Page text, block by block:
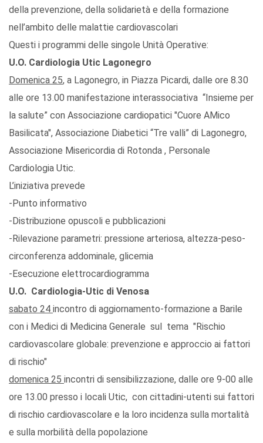
della prevenzione, della solidarietà e della formazione
nell’ambito delle malattie cardiovascolari
Questi i programmi delle singole Unità Operative:
U.O. Cardiologia Utic Lagonegro
Domenica 25, a Lagonegro, in Piazza Picardi, dalle ore 8.30
alle ore 13.00 manifestazione interassociativa “Insieme per
la salute” con Associazione cardiopatici "Cuore AMico
Basilicata", Associazione Diabetici “Tre valli” di Lagonegro,
Associazione Misericordia di Rotonda , Personale
Cardiologia Utic.
L’iniziativa prevede
-Punto informativo
-Distribuzione opuscoli e pubblicazioni
-Rilevazione parametri: pressione arteriosa, altezza-peso-
circonferenza addominale, glicemia
-Esecuzione elettrocardiogramma
U.O. Cardiologia-Utic di Venosa
sabato 24 incontro di aggiornamento-formazione a Barile
con i Medici di Medicina Generale sul tema "Rischio
cardiovascolare globale: prevenzione e approccio ai fattori
di rischio"
domenica 25 incontri di sensibilizzazione, dalle ore 9-00 alle
ore 13.00 presso i locali Utic, con cittadini-utenti sui fattori
di rischio cardiovascolare e la loro incidenza sulla mortalità
e sulla morbilità della popolazione